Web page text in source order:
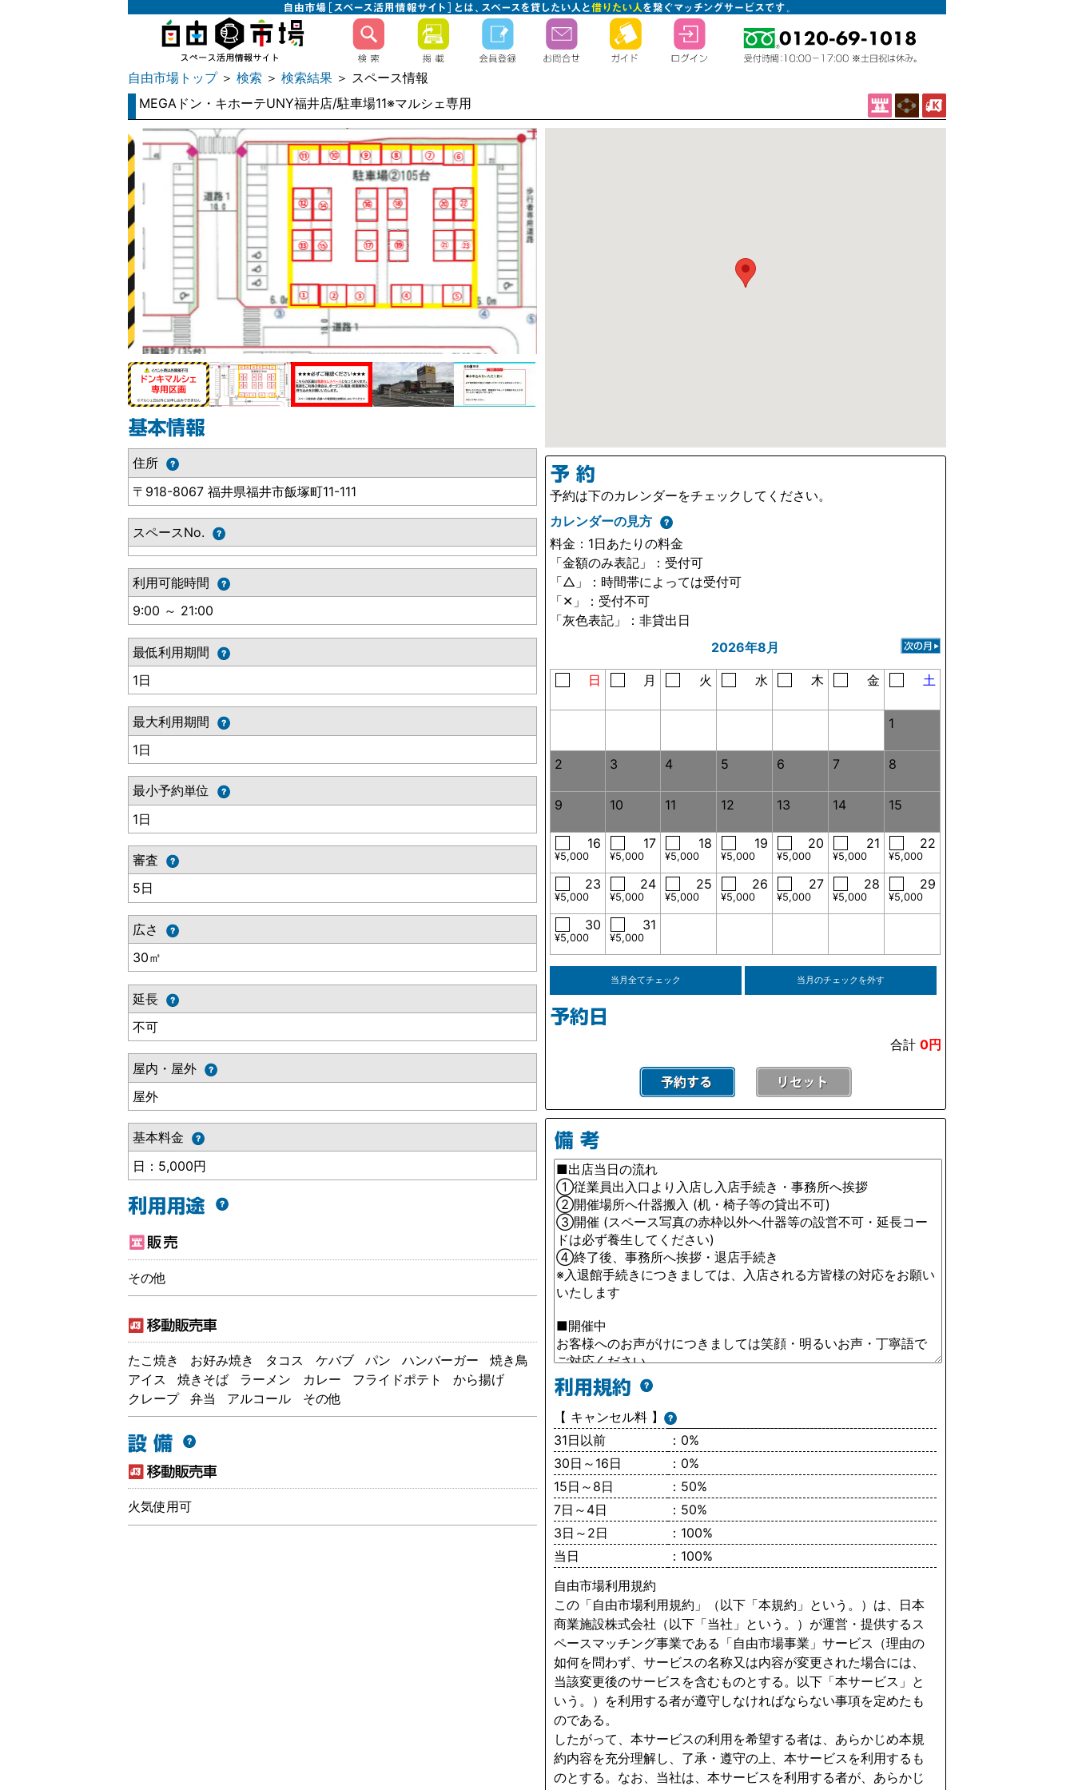
自由市場トップ＞ 検索 ＞ 検索結果 ＞ スペース情報
MEGAドン・キホーテUNY福井店/駐車場11※マルシェ専用
住所
〒918-8067 福井県福井市飯塚町11-111
スペースNo.
利用可能時間
9:00 ～ 21:00
最低利用期間
1日
最大利用期間
1日
最小予約単位
1日
審査
5日
広さ
30㎡
延長
不可
屋内・屋外
屋外
基本料金
日：5,000円
その他
たこ焼き お好み焼き タコス ケバブ パン ハンバーガー
焼き鳥
アイス
焼きそば ラーメン カレー フライドポテト
から揚げ
クレープ
弁当 アルコール その他
火気使用可
予約は下のカレンダーをチェックしてください。
カレンダーの見方
料金：1日あたりの料金
「金額のみ表記」：受付可
「△」：時間帯によっては受付可
「✕」：受付不可
「灰色表記」：非貸出日
2026年8月
日 月 火 水 木 金 土
1
2 3 4 5 6 7 8
9 10 11 12 13 14 15
16
¥5,000
17
¥5,000
18
¥5,000
19
¥5,000
20
¥5,000
21
¥5,000
22
¥5,000
23
¥5,000
24
¥5,000
25
¥5,000
26
¥5,000
27
¥5,000
28
¥5,000
29
¥5,000
30
¥5,000
31
¥5,000
当月全てチェック 当月のチェックを外す
合計 0円
【 キャンセル料 】
31日以前
：0%
30日～16日
：0%
15日～8日
：50%
7日～4日
：50%
3日～2日
：100%
当日
：100%
自由市場利用規約
この「自由市場利用規約」（以下「本規約」という。）は、日本
商業施設株式会社（以下「当社」という。）が運営・提供するス
ペースマッチング事業である「自由市場事業」サービス（理由の
如何を問わず、サービスの名称又は内容が変更された場合には、
当該変更後のサービスを含むものとする。以下「本サービス」と
いう。）を利用する者が遵守しなければならない事項を定めたも
のである。
したがって、本サービスの利用を希望する者は、あらかじめ本規
約内容を充分理解し、了承・遵守の上、本サービスを利用するも
のとする。なお、当社は、本サービスを利用する者が、あらかじ